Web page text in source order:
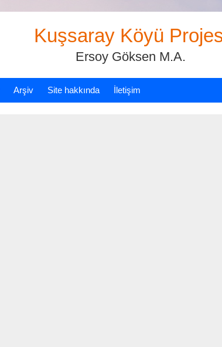
Kuşsaray Köyü
Ersoy Göksen M.A.
Arşiv Site hakkında İletişim